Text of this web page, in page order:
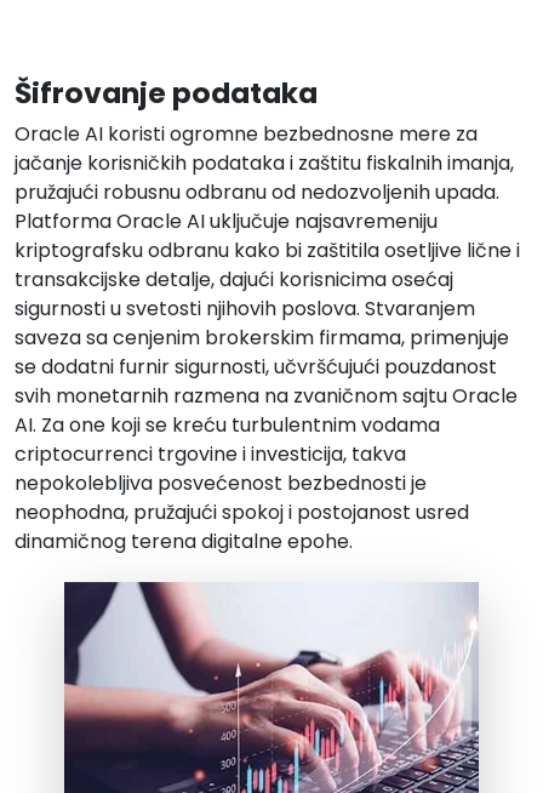
Šifrovanje podataka
Oracle AI koristi ogromne bezbednosne mere za
jačanje korisničkih podataka i zaštitu fiskalnih imanja,
pružajući robusnu odbranu od nedozvoljenih upada.
Platforma Oracle AI uključuje najsavremeniju
kriptografsku odbranu kako bi zaštitila osetljive lične i
transakcijske detalje, dajući korisnicima osećaj
sigurnosti u svetosti njihovih poslova. Stvaranjem
saveza sa cenjenim brokerskim firmama, primenjuje
se dodatni furnir sigurnosti, učvršćujući pouzdanost
svih monetarnih razmena na zvaničnom sajtu Oracle
AI. Za one koji se kreću turbulentnim vodama
criptocurrenci trgovine i investicija, takva
nepokolebljiva posvećenost bezbednosti je
neophodna, pružajući spokoj i postojanost usred
dinamičnog terena digitalne epohe.